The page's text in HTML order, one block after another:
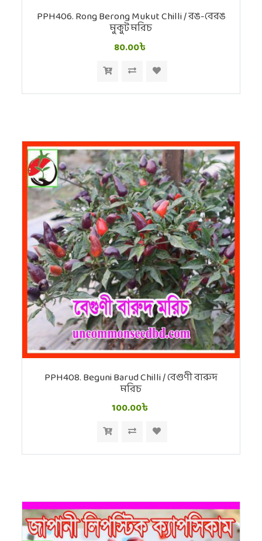
PPH406. Rong Berong Mukut Chilli / রঙ-বেরঙ
মুকুট মরিচ
80.00৳
PPH408. Beguni Barud Chilli / বেগুণী বারুদ
মরিচ
100.00৳